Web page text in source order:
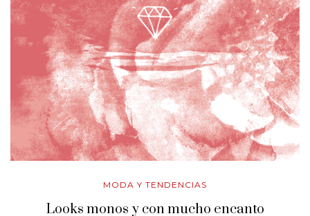
MODA Y TENDENCIAS
Looks monos y con mucho encanto